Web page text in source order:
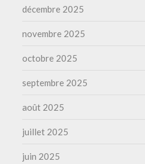
décembre 2025
novembre 2025
octobre 2025
septembre 2025
août 2025
juillet 2025
juin 2025